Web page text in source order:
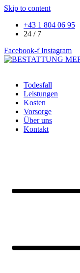
Skip to content
+43 1 804 06 95
24 / 7
Facebook-f Instagram
Todesfall
Leistungen
Kosten
Vorsorge
Über uns
Kontakt